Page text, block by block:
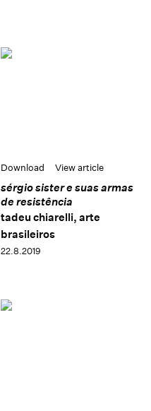
Download View article
sérgio sister e suas armas
de resistência
tadeu chiarelli, arte
brasileiros
22.8.2019